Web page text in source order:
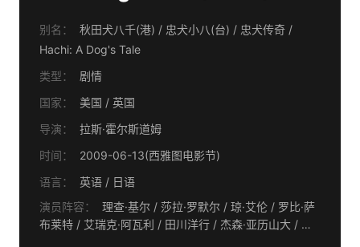
别名：
秋田犬八千(港) / 忠犬小八(台) / 忠犬传奇 /
Hachi: A Dog's Tale
类型：
剧情
国家：
美国 / 英国
导演：
拉斯·霍尔斯道姆
时间：
2009-06-13(西雅图电影节)
语言：
英语 / 日语
演员阵容：
理查·基尔 / 莎拉·罗默尔 / 琼·艾伦 / 罗比·萨
布莱特 / 艾瑞克·阿瓦利 / 田川洋行 / 杰森·亚历山大 / 罗